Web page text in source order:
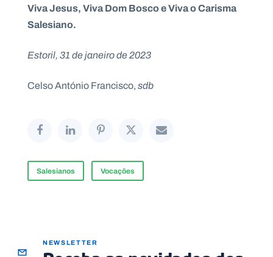
Viva Jesus, Viva Dom Bosco e Viva o Carisma
Salesiano.
Estoril, 31 de janeiro de 2023
Celso António Francisco,sdb
Salesianos Vocações
NEWSLETTER